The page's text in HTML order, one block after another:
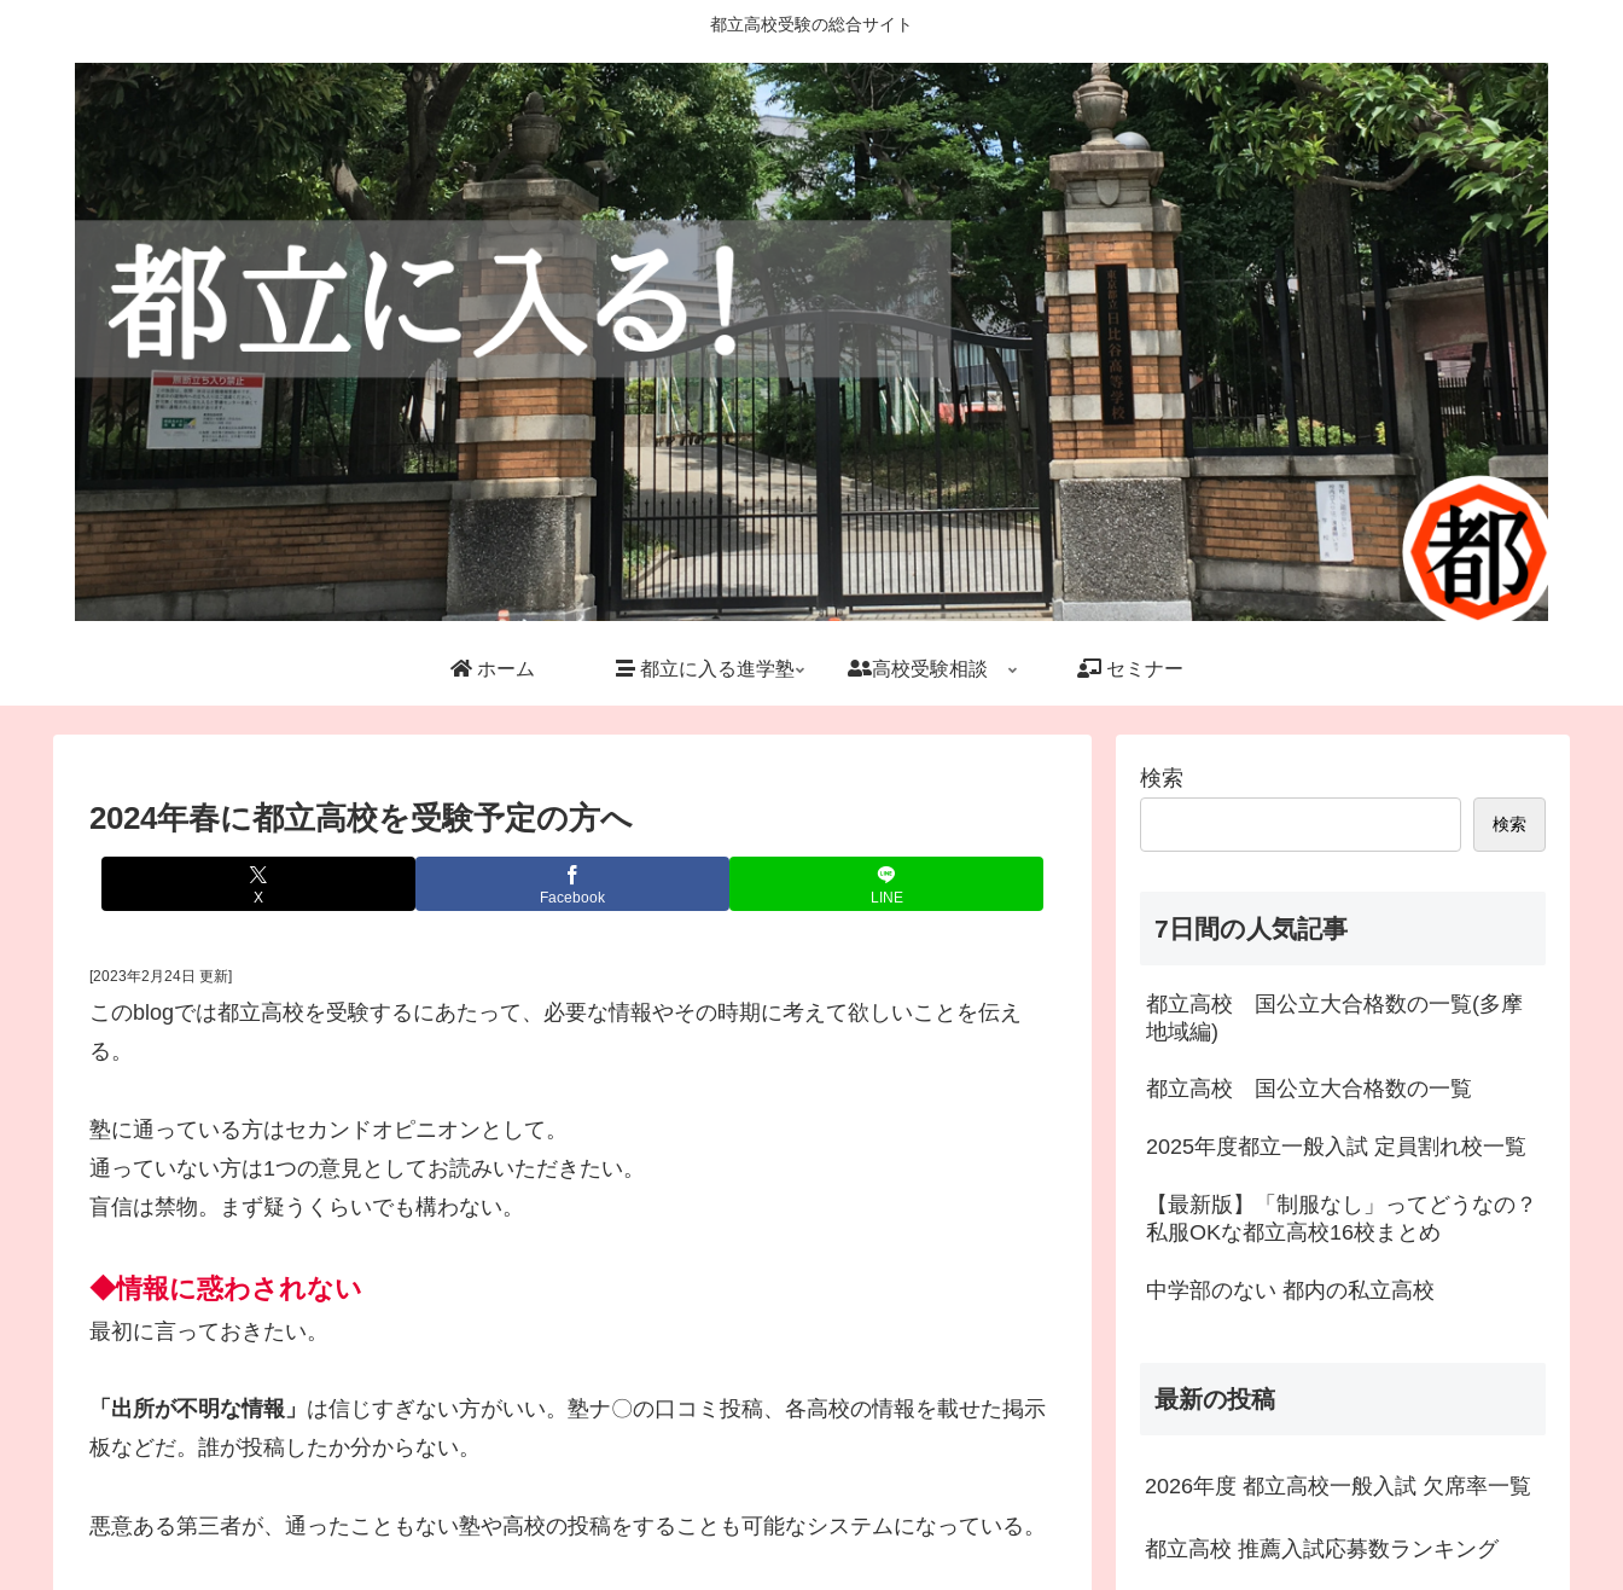
都立高校受験の総合サイト
ホーム 都立に入る進学塾 高校受験相談 セミナー
2024年春に都立高校を受験予定の方へ
X Facebook LINE
[2023年2月24日 更新]
このblogでは都立高校を受験するにあたって、必要な情報やその時期に考えて欲しいことを伝え
る。
塾に通っている方はセカンドオピニオンとして。
通っていない方は1つの意見としてお読みいただきたい。
盲信は禁物。まず疑うくらいでも構わない。
◆情報に惑わされない
最初に言っておきたい。
「出所が不明な情報」 は信じすぎない方がいい。塾ナ〇の口コミ投稿、各高校の情報を載せた掲示
板などだ。誰が投稿したか分からない。
悪意ある第三者が、通ったこともない塾や高校の投稿をすることも可能なシステムになっている。
検索
検索
7日間の人気記事
都立高校 国公立大合格数の一覧(多摩
地域編)
都立高校 国公立大合格数の一覧
2025年度都立一般入試 定員割れ校一覧
【最新版】「制服なし」ってどうなの？
私服OKな都立高校16校まとめ
中学部のない 都内の私立高校
最新の投稿
2026年度 都立高校一般入試 欠席率一覧
都立高校 推薦入試応募数ランキング